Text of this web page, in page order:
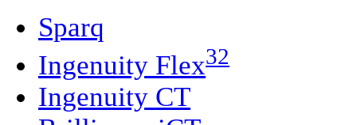
Sparq
Ingenuity Flex32
Ingenuity CT